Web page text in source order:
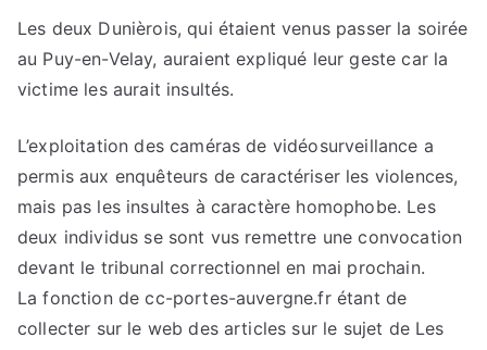
Les deux Dunièrois, qui étaient venus passer la soirée
au Puy-en-Velay, auraient expliqué leur geste car la
victime les aurait insultés.
L’exploitation des caméras de vidéosurveillance a
permis aux enquêteurs de caractériser les violences,
mais pas les insultes à caractère homophobe. Les
deux individus se sont vus remettre une convocation
devant le tribunal correctionnel en mai prochain.
La fonction de cc-portes-auvergne.fr étant de
collecter sur le web des articles sur le sujet de Les